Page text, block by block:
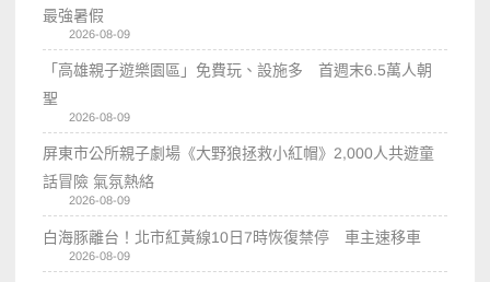
最強暑假
2026-08-09
「高雄親子遊樂園區」免費玩、設施多 首週末6.5萬人朝
聖
2026-08-09
屏東市公所親子劇場《大野狼拯救小紅帽》2,000人共遊童
話冒險 氣氛熱絡
2026-08-09
白海豚離台！北市紅黃線10日7時恢復禁停 車主速移車
2026-08-09